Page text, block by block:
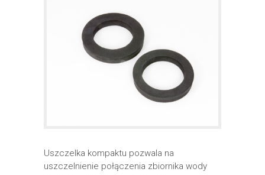
Uszczelka kompaktu pozwala na
uszczelnienie połączenia zbiornika wody